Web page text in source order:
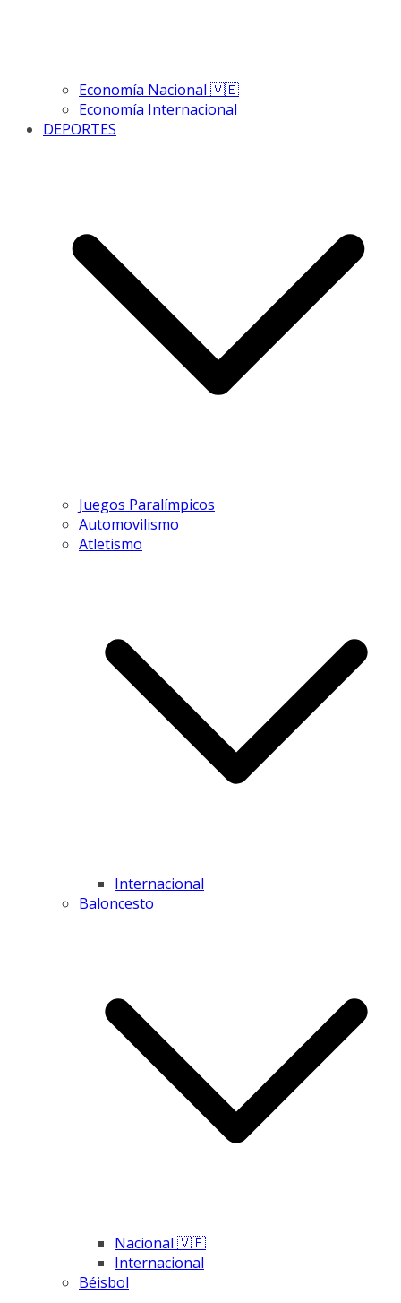
Economía Nacional 🇻🇪
Economía Internacional
DEPORTES
Juegos Paralímpicos
Automovilismo
Atletismo
Internacional
Baloncesto
Nacional 🇻🇪
Internacional
Béisbol